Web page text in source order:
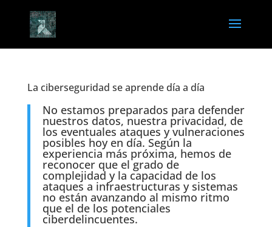
La ciberseguridad se aprende día a día
No estamos preparados para defender
nuestros datos, nuestra privacidad, de
los eventuales ataques y vulneraciones
posibles hoy en día. Según la
experiencia más próxima, hemos de
reconocer que el grado de
complejidad y la capacidad de los
ataques a infraestructuras y sistemas
no están avanzando al mismo ritmo
que el de los potenciales
ciberdelincuentes.